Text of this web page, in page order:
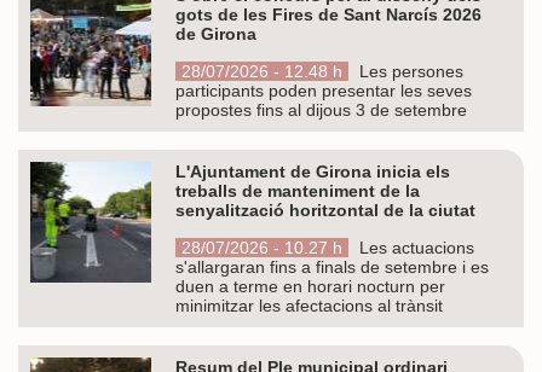
gots de les Fires de Sant Narcís 2026
de Girona
28/07/2026 - 12.48 h
Les persones
participants poden presentar les seves
propostes fins al dijous 3 de setembre
L'Ajuntament de Girona inicia els
treballs de manteniment de la
senyalització horitzontal de la ciutat
28/07/2026 - 10.27 h
Les actuacions
s'allargaran fins a finals de setembre i es
duen a terme en horari nocturn per
minimitzar les afectacions al trànsit
Resum del Ple municipal ordinari